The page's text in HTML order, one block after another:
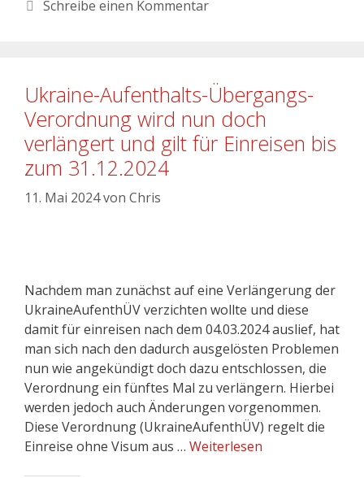
Schreibe einen Kommentar
Ukraine-Aufenthalts-Übergangs-
Verordnung wird nun doch
verlängert und gilt für Einreisen bis
zum 31.12.2024
11. Mai 2024von Chris
Nachdem man zunächst auf eine Verlängerung der
UkraineAufenthÜV verzichten wollte und diese
damit für einreisen nach dem 04.03.2024 auslief, hat
man sich nach den dadurch ausgelösten Problemen
nun wie angekündigt doch dazu entschlossen, die
Verordnung ein fünftes Mal zu verlängern. Hierbei
werden jedoch auch Änderungen vorgenommen.
Diese Verordnung (UkraineAufenthÜV) regelt die
Einreise ohne Visum aus … Weiterlesen